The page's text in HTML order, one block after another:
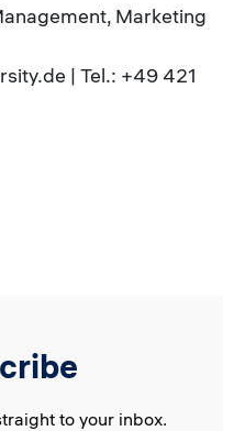
Marketing
| Tel.: +49 421
to your inbox.